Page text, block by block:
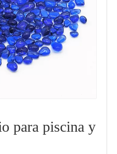
para piscina y